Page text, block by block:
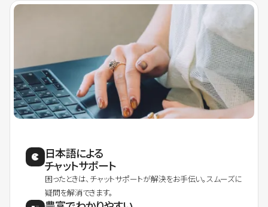
日本語による
チャットサポート
困ったときは、チャットサポートが解決をお手伝い。スムーズに
疑問を解消できます。